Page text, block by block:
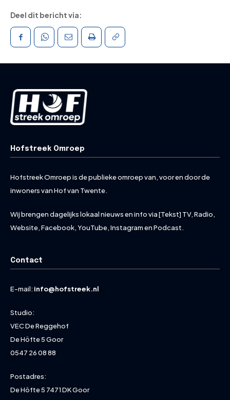
Deel dit bericht via:
Hofstreek Omroep
Hofstreek Omroep is de publieke omroep van, voor en door de
inwoners van Hof van Twente.
Wij brengen dagelijks lokaal nieuws en info via [Tekst] TV, Radio,
Website, Facebook, YouTube, Instagram en Podcast.
Contact
E-mail: info@hofstreek.nl
Studio:
VEC De Reggehof
De Höfte 5 Goor
0547 26 08 88
Postadres:
De Höfte 5 7471 DK Goor